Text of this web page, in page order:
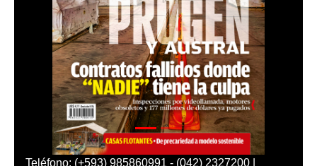
Teléfono: (+593) 985860991 - (042) 2327200 |